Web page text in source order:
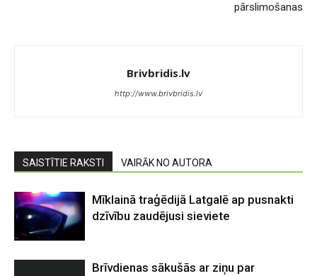
pārslimošanas
Brivbridis.lv
http://www.brivbridis.lv
SAISTĪTIE RAKSTI VAIRĀK NO AUTORA
Mīklainā traģēdijā Latgalē ap pusnakti
dzīvību zaudējusi sieviete
Brīvdienas sākušās ar ziņu par